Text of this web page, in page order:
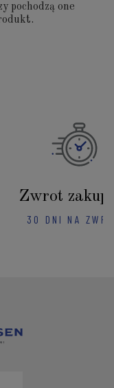
pochodzą one
Zwrot
30 DNI NA